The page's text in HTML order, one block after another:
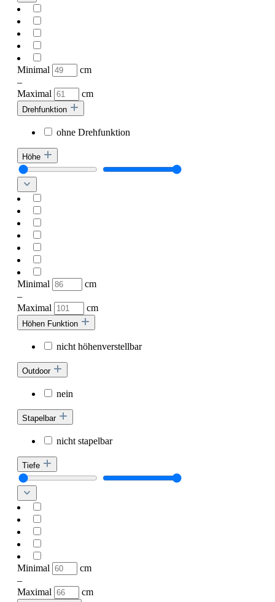
Minimal
cm
–
Maximal
cm
Drehfunktion
ohne Drehfunktion
Höhe
Minimal
cm
–
Maximal
cm
Höhen Funktion
nicht höhenverstellbar
Outdoor
nein
Stapelbar
nicht stapelbar
Tiefe
Minimal
cm
–
Maximal
cm